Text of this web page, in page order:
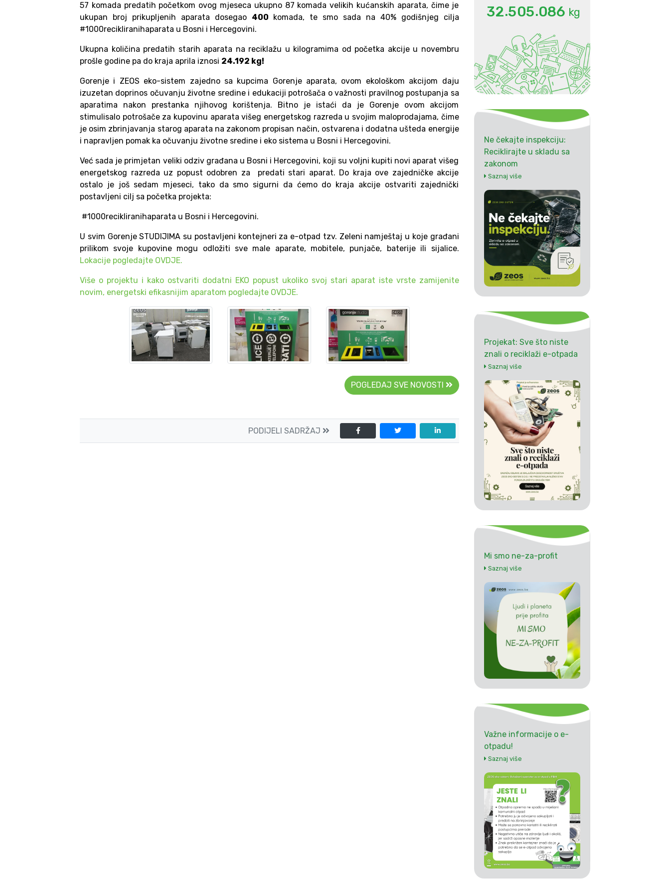
57 komada predatih početkom ovog mjeseca ukupno 87 komada velikih kućanskih aparata, čime je
ukupan broj prikupljenih aparata dosegao 400 komada, te smo sada na 40% godišnjeg cilja
#1000recikliranihaparata u Bosni i Hercegovini.
Ukupna količina predatih starih aparata na reciklažu u kilogramima od početka akcije u novembru
prošle godine pa do kraja aprila iznosi 24.192 kg!
Gorenje i ZEOS eko-sistem zajedno sa kupcima Gorenje aparata, ovom ekološkom akcijom daju
izuzetan doprinos očuvanju životne sredine i edukaciji potrošača o važnosti pravilnog postupanja sa
aparatima nakon prestanka njihovog korištenja. Bitno je istaći da je Gorenje ovom akcijom
stimulisalo potrošače za kupovinu aparata višeg energetskog razreda u svojim maloprodajama, čime
je osim zbrinjavanja starog aparata na zakonom propisan način, ostvarena i dodatna ušteda energije
i napravljen pomak ka očuvanju životne sredine i eko sistema u Bosni i Hercegovini.
Već sada je primjetan veliki odziv građana u Bosni i Hercegovini, koji su voljni kupiti novi aparat višeg
energetskog razreda uz popust odobren za predati stari aparat. Do kraja ove zajedničke akcije
ostalo je još sedam mjeseci, tako da smo sigurni da ćemo do kraja akcije ostvariti zajednički
postavljeni cilj sa početka projekta:
#1000recikliranihaparata u Bosni i Hercegovini.
U svim Gorenje STUDIJIMA su postavljeni kontejneri za e-otpad tzv. Zeleni namještaj u koje građani
prilikom svoje kupovine mogu odložiti sve male aparate, mobitele, punjače, baterije ili sijalice.
Lokacije pogledajte OVDJE.
Više o projektu i kako ostvariti dodatni EKO popust ukoliko svoj stari aparat iste vrste zamijenite
novim, energetski efikasnijim aparatom pogledajte OVDJE.
POGLEDAJ SVE NOVOSTI
PODIJELI SADRŽAJ
32.505.086 kg
Ne čekajte inspekciju:
Reciklirajte u skladu sa
zakonom
Saznaj više
Projekat: Sve što niste
znali o reciklaži e-otpada
Saznaj više
Mi smo ne-za-profit
Saznaj više
Važne informacije o e-
otpadu!
Saznaj više